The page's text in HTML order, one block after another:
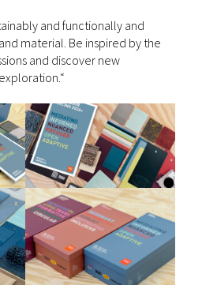
and functionally and
material. Be inspired by the
and discover new